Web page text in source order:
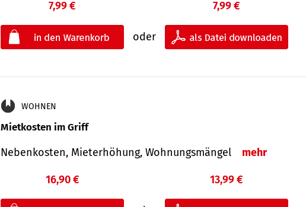
7,99 €
oder
7,99 €
WOHNEN
Mietkosten im Griff
Nebenkosten, Mieterhöhung, Wohnungsmängel mehr
16,90 € 13,99 €